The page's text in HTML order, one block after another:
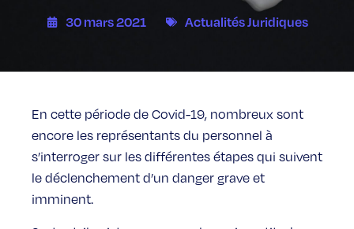
30 mars 2021 Actualités Juridiques
En cette période de Covid-19, nombreux sont
encore les représentants du personnel à
s’interroger sur les différentes étapes qui suivent
le déclenchement d’un danger grave et
imminent.